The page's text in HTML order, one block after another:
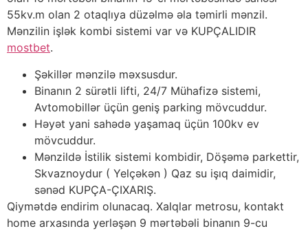
55kv.m olan 2 otaqlıya düzəlmə əla təmirli mənzil.
Mənzilin işlək kombi sistemi var və KUPÇALIDIR
mostbet.
Şəkillər mənzilə məxsusdur.
Binanın 2 sürətli lifti, 24/7 Mühafizə sistemi,
Avtomobillər üçün geniş parking mövcuddur.
Həyət yani sahədə yaşamaq üçün 100kv ev
mövcuddur.
Mənzildə İstilik sistemi kombidir, Döşəmə parkettir,
Skvaznoydur ( Yelçəkən ) Qaz su işıq daimidir,
sənəd KUPÇA-ÇIXARIŞ.
Qiymətdə endirim olunacaq. Xalqlar metrosu, kontakt
home arxasında yerləşən 9 mərtəbəli binanın 9-cu